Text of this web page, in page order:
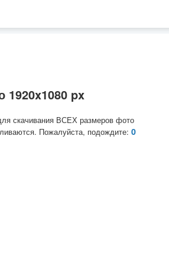
1920x1080 px
скачивания ВСЕХ размеров фото
Пожалуйста, подождите: 0